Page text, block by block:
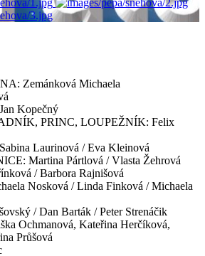
Zemánková Michaela
Kopečný
PRINC, LOUPEŽNÍK: Felix
Laurinová / Eva Kleinová
Martina Pártlová / Vlasta Žehrová
/ Barbora Rajnišová
Nosková / Linda Finková / Michaela
/ Dan Barták / Peter Strenáčik
Ochmanová, Kateřina Herčíková,
Průšová